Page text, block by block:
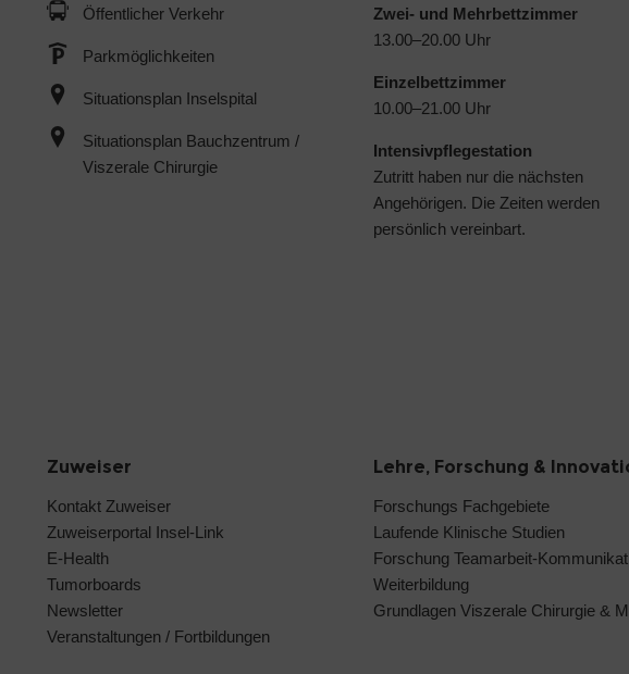
Öffentlicher Verkehr
Parkmöglichkeiten
Situationsplan Inselspital
Situationsplan Bauchzentrum /
Viszerale Chirurgie
Zwei- und Mehrbettzimmer
13.00–20.00 Uhr
Einzelbettzimmer
10.00–21.00 Uhr
Intensivpflegestation
Zutritt haben nur die nächsten
Angehörigen. Die Zeiten werden
persönlich vereinbart.
Zuweiser
Kontakt Zuweiser
Zuweiserportal Insel-Link
E-Health
Tumorboards
Newsletter
Veranstaltungen / Fortbildungen
Lehre, Forschung &
Forschungs Fachgebiete
Laufende Klinische Studien
Forschung Teamarbeit-
Weiterbildung
Grundlagen Viszerale Chirurgie &